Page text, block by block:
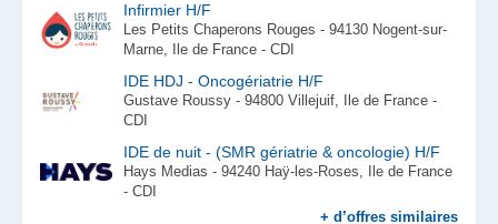
Infirmier H/F
Les Petits Chaperons Rouges - 94130 Nogent-sur-
Marne, Ile de France - CDI
IDE HDJ - Oncogériatrie H/F
Gustave Roussy - 94800 Villejuif, Ile de France -
CDI
IDE de nuit - (SMR gériatrie & oncologie) H/F
Hays Medias - 94240 Haÿ-les-Roses, Ile de France
- CDI
+ d’offres similaires